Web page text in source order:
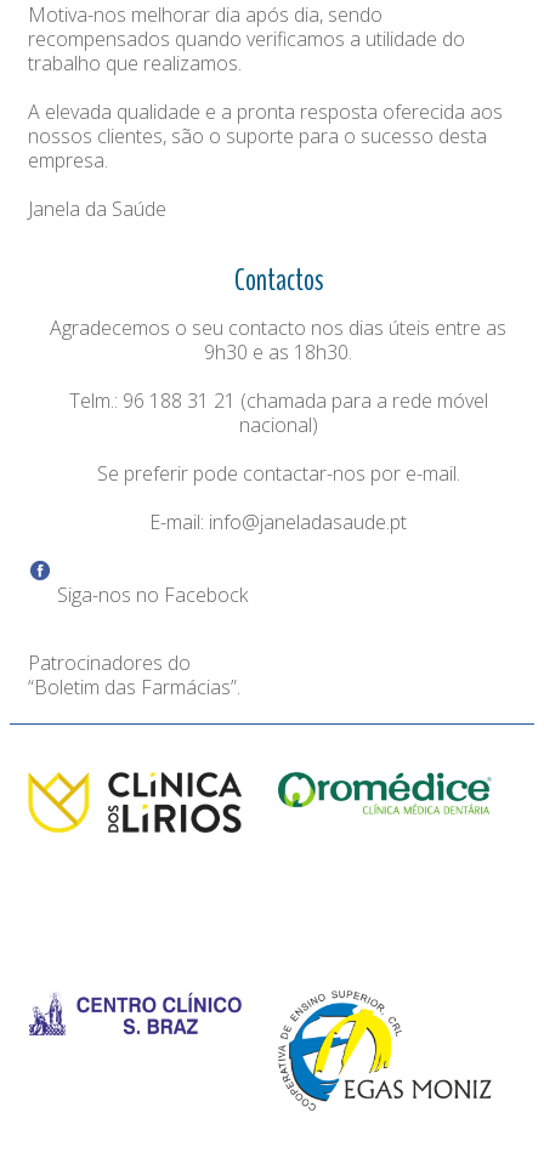
Motiva-nos melhorar dia após dia, sendo
recompensados quando verificamos a utilidade do
trabalho que realizamos.
A elevada qualidade e a pronta resposta oferecida aos
nossos clientes, são o suporte para o sucesso desta
empresa.
Janela da Saúde
Contactos
Agradecemos o seu contacto nos dias úteis entre as
9h30 e as 18h30.
Telm.: 96 188 31 21 (chamada para a rede móvel
nacional)
Se preferir pode contactar-nos por e-mail.
E-mail: info@janeladasaude.pt
Siga-nos no Facebock
Patrocinadores do
“Boletim das Farmácias”.